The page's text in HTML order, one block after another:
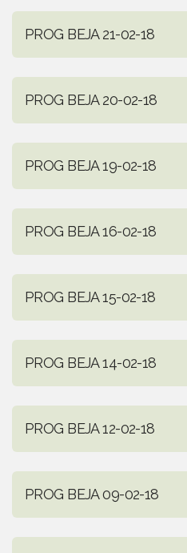
PROG BEJA 21-02-18
PROG BEJA 20-02-18
PROG BEJA 19-02-18
PROG BEJA 16-02-18
PROG BEJA 15-02-18
PROG BEJA 14-02-18
PROG BEJA 12-02-18
PROG BEJA 09-02-18